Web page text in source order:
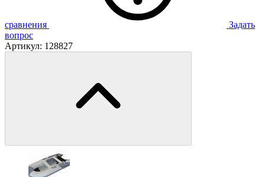
сравнения
Задать
вопрос
Артикул: 128827